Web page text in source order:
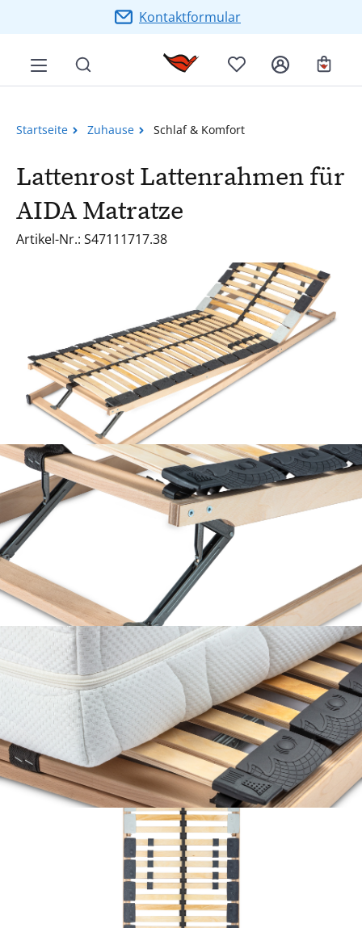
Zum Hauptinhalt springenKontaktformular
Startseite Zuhause Schlaf & Komfort
Lattenrost Lattenrahmen für
AIDA Matratze
Artikel-Nr.: S47111717.38